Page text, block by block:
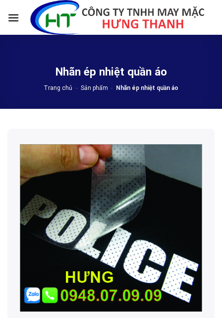
Nhãn ép nhiệt quần áo
Trang chủ - Sản phẩm - Nhãn ép nhiệt quần áo